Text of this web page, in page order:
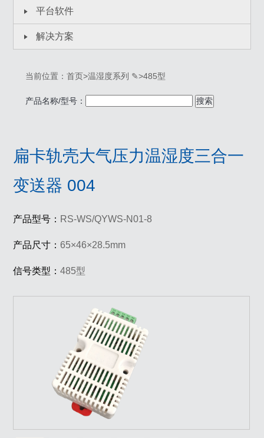
平台软件
解决方案
当前位置： 首页>温湿度系列 ✎>485型
产品名称/型号： 搜索
扁卡轨壳大气压力温湿度三合一
变送器 004
产品型号： RS-WS/QYWS-N01-8
产品尺寸： 65×46×28.5mm
信号类型：485型